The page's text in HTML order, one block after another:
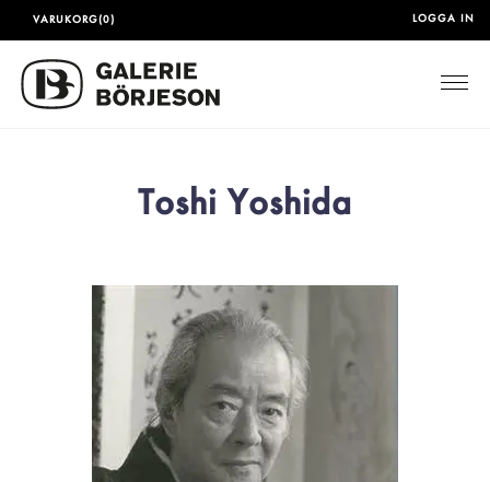
LOGGA IN
VARUKORG(0)
Toshi Yoshida